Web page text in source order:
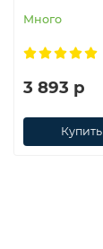
Много
3 893 р
Купить